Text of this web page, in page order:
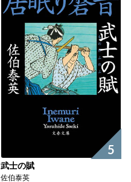
5
武士の賦
佐伯泰英